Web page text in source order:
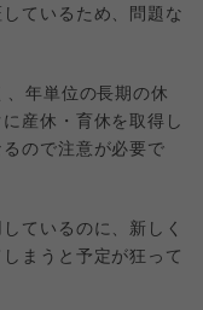
ているため、問題な
年単位の長期の休
産休・育休を取得し
ので注意が必要で
ているのに、新しく
まうと予定が狂って